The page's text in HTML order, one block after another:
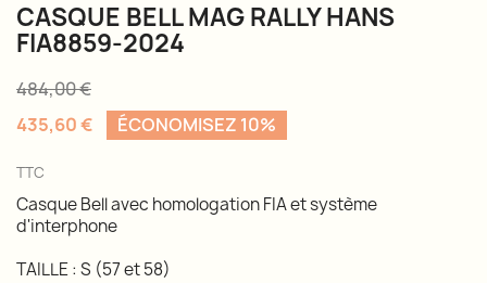
CASQUE BELL MAG RALLY HANS
FIA8859-2024
484,00 €
435,60 €
ÉCONOMISEZ 10%
TTC
Casque Bell avec homologation FIA et système
d'interphone
TAILLE : S (57 et 58)